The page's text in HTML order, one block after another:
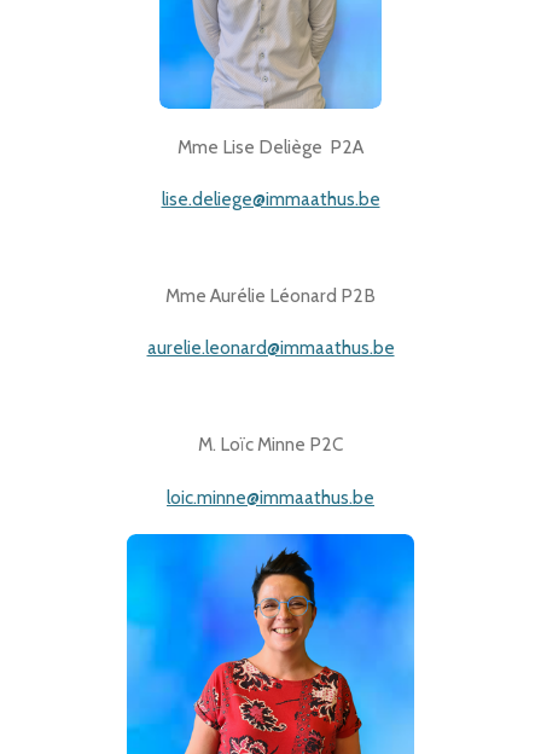
Mme Lise Deliège P2A
lise.deliege@immaathus.be
Mme Aurélie Léonard P2B
aurelie.leonard@immaathus.be
M. Loïc Minne P2C
loic.minne@immaathus.be